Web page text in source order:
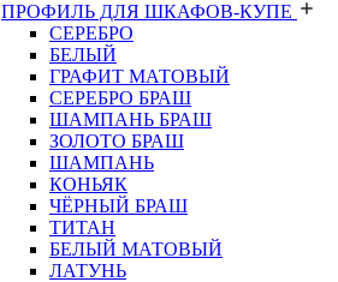
ПРОФИЛЬ ДЛЯ ШКАФОВ-КУПЕ
СЕРЕБРО
БЕЛЫЙ
ГРАФИТ МАТОВЫЙ
СЕРЕБРО БРАШ
ШАМПАНЬ БРАШ
ЗОЛОТО БРАШ
ШАМПАНЬ
КОНЬЯК
ЧЁРНЫЙ БРАШ
ТИТАН
БЕЛЫЙ МАТОВЫЙ
ЛАТУНЬ